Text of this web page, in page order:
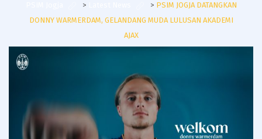
> > PSIM JOGJA DATANGKAN
DONNY WARMERDAM, GELANDANG MUDA LULUSAN AKADEMI
AJAX